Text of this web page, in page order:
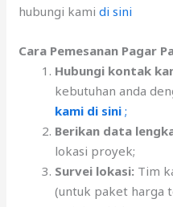
hubungi kamidi sini
Cara Pemesanan Pagar
Hubungi kontak
kebutuhan anda
kami di sini;
Berikan data
lokasi proyek;
Survei lokasi: Tim
(untuk paket harga